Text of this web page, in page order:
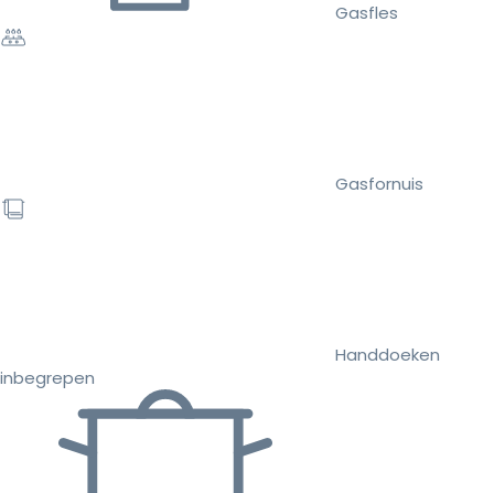
Gasfles
Gasfornuis
Handdoeken
inbegrepen